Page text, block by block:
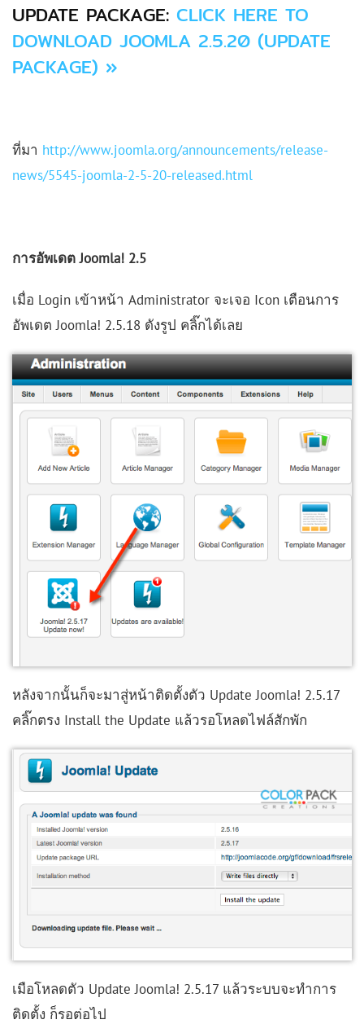
UPDATE PACKAGE: CLICK HERE TO
DOWNLOAD JOOMLA 2.5.20 (UPDATE
PACKAGE) »
ที่มา http://www.joomla.org/announcements/release-
news/5545-joomla-2-5-20-released.html
การอัพเดต Joomla! 2.5
เมื่อ Login เข้าหน้า Administrator จะเจอ Icon เตือนการ
อัพเดต Joomla! 2.5.18 ดังรูป คลิ๊กได้เลย
หลังจากนั้นก็จะมาสู่หน้าติดตั้งตัว Update Joomla! 2.5.17
คลิ๊กตรง Install the Update แล้วรอโหลดไฟล์สักพัก
เมือโหลดตัว Update Joomla! 2.5.17 แล้วระบบจะทำการ
ติดตั้ง ก็รอต่อไป